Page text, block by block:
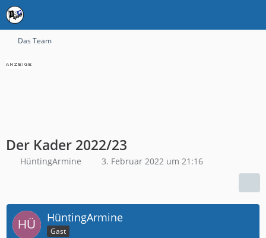
Das Team
Der Kader 2022/23
HüntingArmine 3. Februar 2022 um 21:16
HüntingArmine
Gast